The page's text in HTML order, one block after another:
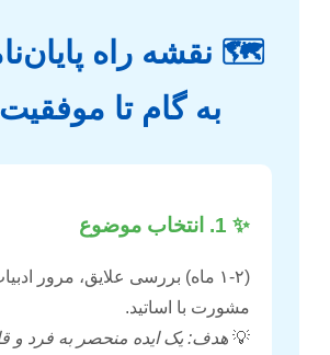
🗺️ نقشه راه
به گام تا
✨ 1. انتخاب موضوع
(۱-۲ ماه) بررسی علایق، مرور
مشورت با اساتید.
💡 هدف: یک ایده منحصر به فرد و